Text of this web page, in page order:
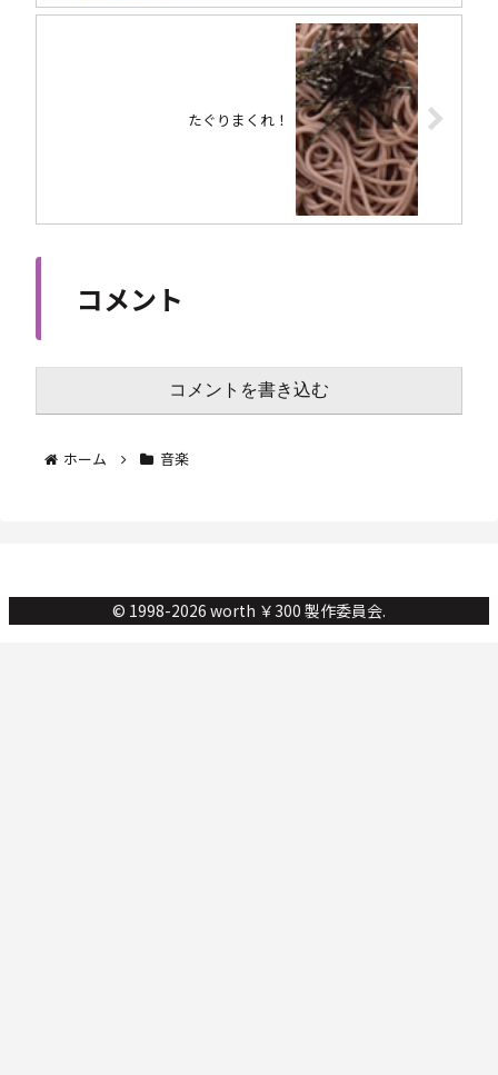
たぐりまくれ！
コメント
コメントを書き込む
ホーム 音楽
© 1998-2026 worth ￥300 製作委員会.